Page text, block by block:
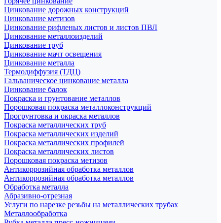
Цинкование дорожных конструкций
Цинкование метизов
Цинкование рифленых листов и листов ПВЛ
Цинкование металлоизделий
Цинкование труб
Цинкование мачт освещения
Цинкование металла
Термодиффузия (ТДЦ)
Гальваническое цинкование металла
Цинкование балок
Покраска и грунтование металлов
Порошковая покраска металлоконструкций
Прогрунтовка и окраска металлов
Покраска металлических труб
Покраска металлических изделий
Покраска металлических профилей
Покраска металлических листов
Порошковая покраска метизов
Антикоррозийная обработка металлов
Антикоррозийная обработка металлов
Обработка металла
Абразивно-отрезная
Услуги по нарезке резьбы на металлических трубах
Металлообработка